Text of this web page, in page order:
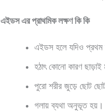
এইডস এর প্রাথমিক লক্ষণ কি কি
এইডস হলে যদিও প্রথম
হঠাৎ কোনো কারণ
পুরো শরীর জুড়ে ছোট
গলায় ব্যথা অনুভূত হয়।